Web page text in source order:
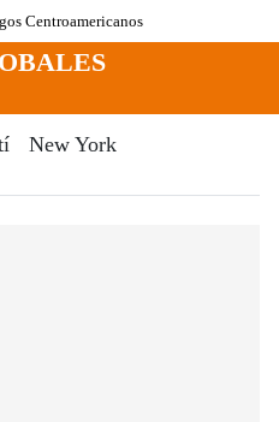
Centroamericanos
New York